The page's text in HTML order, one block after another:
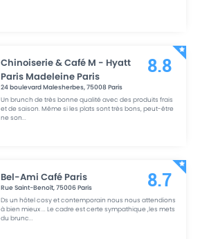
Chinoiserie & Café M - Hyatt
Paris Madeleine Paris
24 boulevard Malesherbes,75008 Paris
Un brunch de très bonne qualité avec des produits frais
et de saison. Même si les plats sont très bons, peut-être
ne son...
8.8
Bel-Ami Café Paris
Rue Saint-Benoît,75006Paris
Ds un hôtel cosy et contemporain nous nous attendions
à bien mieux ... Le cadre est certe sympathique ,les mets
du brunc...
8.7